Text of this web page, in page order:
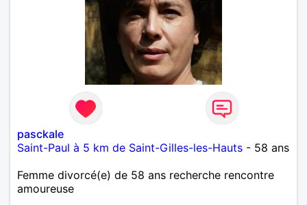
pasckale
Saint-Paul à 5 km de Saint-Gilles-les-Hauts - 58 ans
Femme divorcé(e) de 58 ans recherche rencontre
amoureuse